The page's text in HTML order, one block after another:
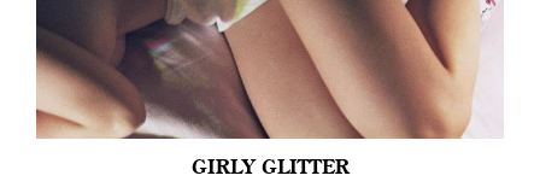
GIRLY GLITTER